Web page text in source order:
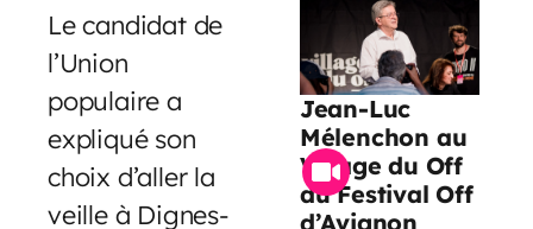
Le candidat de
l’Union
populaire a
expliqué son
choix d’aller la
veille à Dignes-
Jean-Luc
Mélenchon au
Village du Off
du Festival Off
d’Avignon